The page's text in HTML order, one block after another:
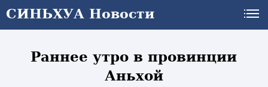
СИНЬХУА Новости
Раннее утро в провинции
Аньхой